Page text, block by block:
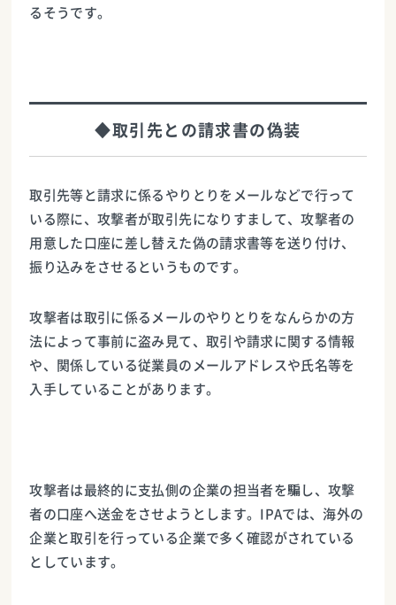
るそうです。
◆取引先との請求書の偽装
取引先等と請求に係るやりとりをメールなどで行って
いる際に、攻撃者が取引先になりすまして、攻撃者の
用意した口座に差し替えた偽の請求書等を送り付け、
振り込みをさせるというものです。
攻撃者は取引に係るメールのやりとりをなんらかの方
法によって事前に盗み見て、取引や請求に関する情報
や、関係している従業員のメールアドレスや氏名等を
入手していることがあります。
攻撃者は最終的に支払側の企業の担当者を騙し、攻撃
者の口座へ送金をさせようとします。IPAでは、海外の
企業と取引を行っている企業で多く確認がされている
としています。